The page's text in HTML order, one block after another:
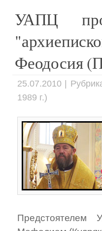
УАПЦ
Феодосия
25.07.2010 |
1989 г.)
Предстоятелем